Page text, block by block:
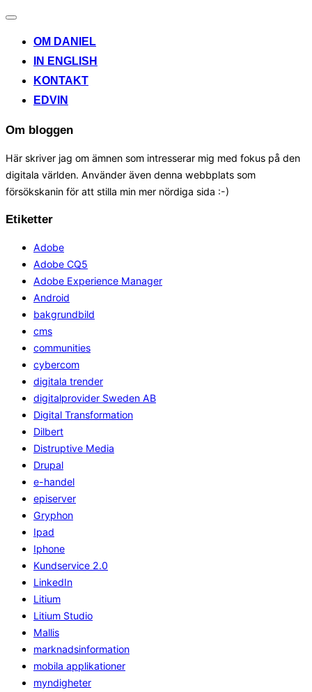
Toggle
OM DANIEL
IN ENGLISH
KONTAKT
EDVIN
Om bloggen
Här skriver jag om ämnen som intresserar mig med fokus på den
digitala världen. Använder även denna webbplats som
försökskanin för att stilla min mer nördiga sida :-)
Etiketter
Adobe
Adobe CQ5
Adobe Experience Manager
Android
bakgrundbild
cms
communities
cybercom
digitala trender
digitalprovider Sweden AB
Digital Transformation
Dilbert
Distruptive Media
Drupal
e-handel
episerver
Gryphon
Ipad
Iphone
Kundservice 2.0
LinkedIn
Litium
Litium Studio
Mallis
marknadsinformation
mobila applikationer
myndigheter